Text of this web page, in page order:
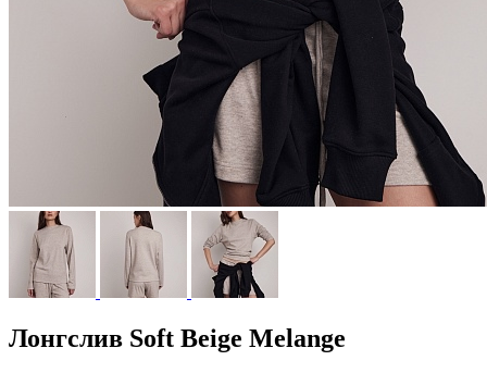
Лонгслив Soft Beige Melange